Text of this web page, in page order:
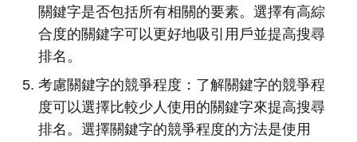
關鍵字是否包括所有相關的要素。選擇有高綜
合度的關鍵字可以更好地吸引用戶並提高搜尋
排名。
考慮關鍵字的競爭程度：了解關鍵字的競爭程
度可以選擇比較少人使用的關鍵字來提高搜尋
排名。選擇關鍵字的競爭程度的方法是使用